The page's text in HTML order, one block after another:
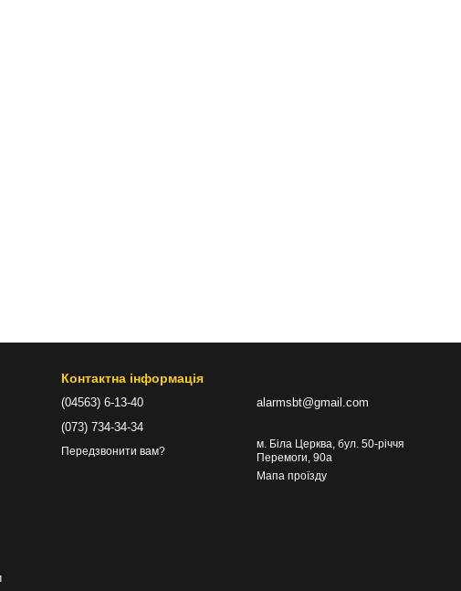
Контактна інформація
(04563) 6-13-40
(073) 734-34-34
Передзвонити вам?
alarmsbt@gmail.com
м. Біла Церква, бул. 50-річчя
Перемоги, 90а
Мапа проїзду